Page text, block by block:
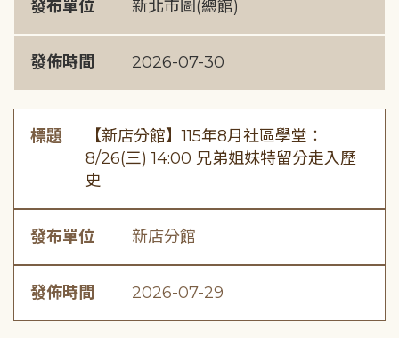
發布單位 新北市圖(總館)
發佈時間 2026-07-30
標題
【新店分館】115年8月社區學堂︰
8/26(三) 14:00 兄弟姐妹特留分走入歷
史
發布單位 新店分館
發佈時間 2026-07-29